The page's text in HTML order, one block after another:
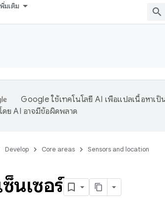
พิ่มเติม
Google ใช้เทคโนโลยี AI เพื่อแปลเนื้อหาเ
ดย AI อาจมีข้อผิดพลาด
Develop Core areas Sensors and location
นเซอร์